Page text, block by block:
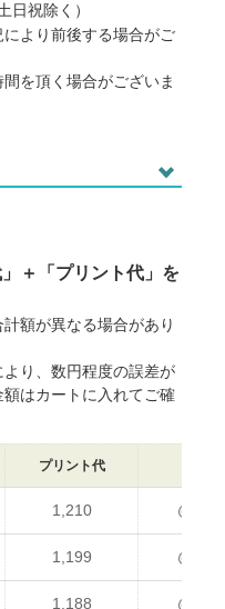
土日祝除く）
より前後する場合がご
を頂く場合がございま
注意点
動します。
していません。
が前後することがありま
時間を頂く場合がござい
することがあります。
＋「プリント代」を
額が異なる場合があり
り、数円程度の誤差が
はカートに入れてご確
プリント代
1,210
1,199
1,188